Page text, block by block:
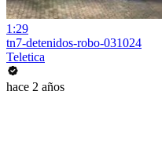
1:29
tn7-detenidos-robo-031024
Teletica
hace 2 años